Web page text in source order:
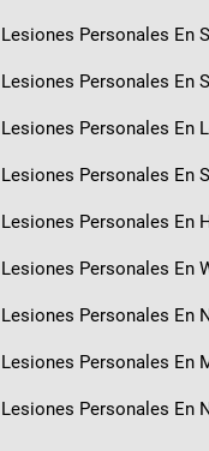
Personales En
Personales En
Personales En
Personales En
Personales En
Personales En
Personales En
Personales En
Personales En